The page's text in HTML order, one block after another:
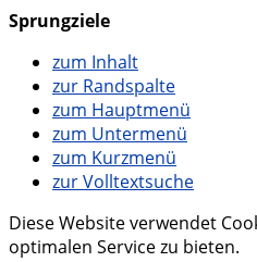
Sprungziele
zum Inhalt
zur Randspalte
zum Hauptmenü
zum Untermenü
zum Kurzmenü
zur Volltextsuche
Diese Website verwendet
optimalen Service zu bieten.